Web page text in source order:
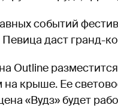
событий
Певица даст гранд-
Outline
на крыше. Ее
«Вудз» будет